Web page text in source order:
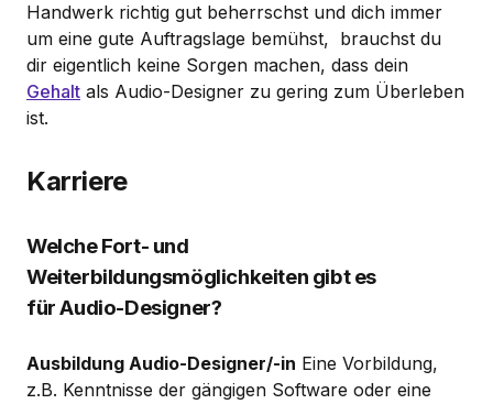
Handwerk richtig gut beherrschst und dich immer
um eine gute Auftragslage bemühst, brauchst du
dir eigentlich keine Sorgen machen, dass dein
Gehalt als Audio-Designer zu gering zum Überleben
ist.
Karriere
Welche Fort- und
Weiterbildungsmöglichkeiten gibt es
für Audio-Designer?
Ausbildung Audio-Designer/-in Eine Vorbildung,
z.B. Kenntnisse der gängigen Software oder eine